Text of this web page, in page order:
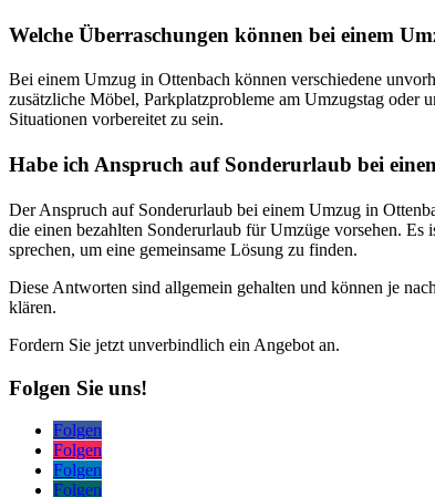
Welche Überraschungen können bei einem
Bei einem Umzug in Ottenbach können verschiedene
zusätzliche Möbel, Parkplatzprobleme am Umzugstag oder
Situationen vorbereitet zu sein.
Habe ich Anspruch auf Sonderurlaub bei
Der Anspruch auf Sonderurlaub bei einem Umzug in
die einen bezahlten Sonderurlaub für Umzüge vorsehen.
sprechen, um eine gemeinsame Lösung zu finden.
Diese Antworten sind allgemein gehalten und können je
klären.
Fordern Sie jetzt unverbindlich ein Angebot an.
Folgen Sie uns!
Folgen
Folgen
Folgen
Folgen